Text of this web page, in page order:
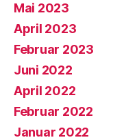
Mai 2023
April 2023
Februar 2023
Juni 2022
April 2022
Februar 2022
Januar 2022